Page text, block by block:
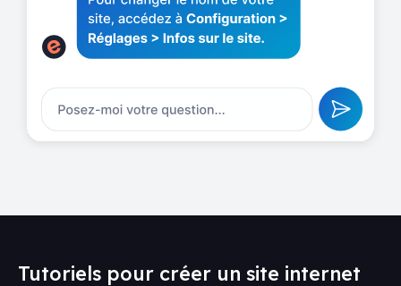
Tutoriels pour créer un site internet